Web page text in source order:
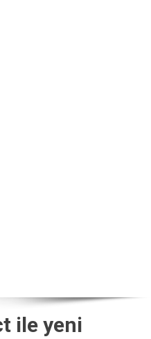
ile yeni